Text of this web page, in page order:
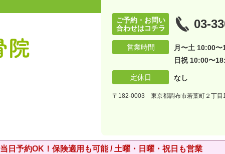
ご予約・お問い
合わせはコチラ
03-
営業時間
月〜土 10:00
日祝 10:00〜
定休日 なし
〒182-0003 東京都調布市若葉町２丁目
当日予約OK！保険適用も可能 / 土曜・日曜・祝日も営業